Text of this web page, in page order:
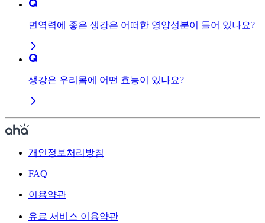
면역력에 좋은 생강은 어떠한 영양성분이 들어 있나요?
생강은 우리몸에 어떤 효능이 있나요?
개인정보처리방침
FAQ
이용약관
유료 서비스 이용약관